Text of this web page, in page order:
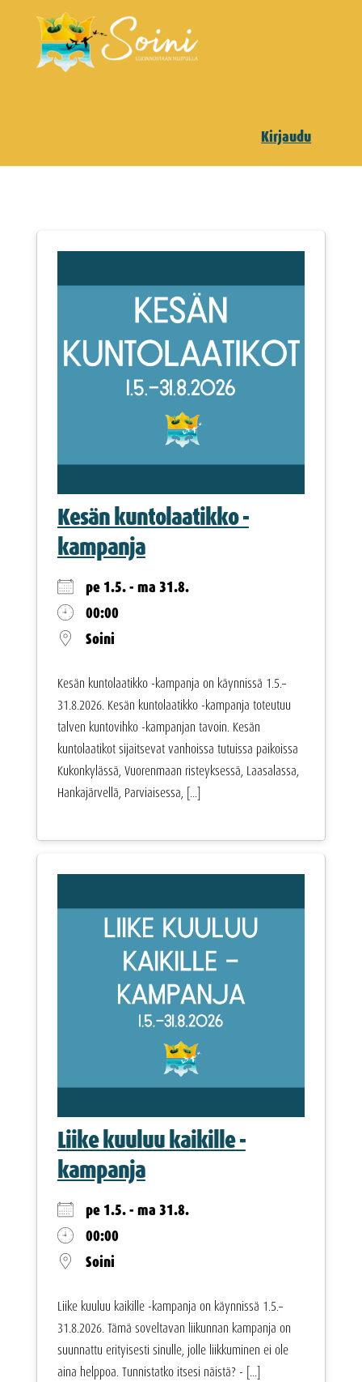
Kirjaudu
Kesän kuntolaatikko -
kampanja
pe 1.5. - ma 31.8.
00:00
Soini
Kesän kuntolaatikko -kampanja on käynnissä 1.5.–
31.8.2026. Kesän kuntolaatikko -kampanja toteutuu
talven kuntovihko -kampanjan tavoin. Kesän
kuntolaatikot sijaitsevat vanhoissa tutuissa paikoissa
Kukonkylässä, Vuorenmaan risteyksessä, Laasalassa,
Hankajärvellä, Parviaisessa, [...]
Liike kuuluu kaikille -
kampanja
pe 1.5. - ma 31.8.
00:00
Soini
Liike kuuluu kaikille -kampanja on käynnissä 1.5.–
31.8.2026. Tämä soveltavan liikunnan kampanja on
suunnattu erityisesti sinulle, jolle liikkuminen ei ole
aina helppoa. Tunnistatko itsesi näistä? - [...]